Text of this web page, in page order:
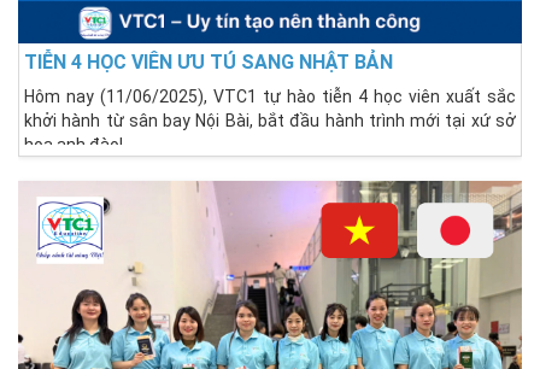
TIỄN 4 HỌC VIÊN ƯU TÚ SANG NHẬT BẢN
Hôm nay (11/06/2025), VTC1 tự hào tiễn 4 học viên xuất sắc
khởi hành từ sân bay Nội Bài, bắt đầu hành trình mới tại xứ sở
hoa anh đào!